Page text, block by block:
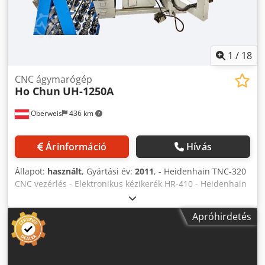
1 / 18
Oberweis 436 km
CNC ágymarógép
Ho Chun UH-1250A
Árinformáció Hívás
Állapot: használt, Gyártási év: 2011, - Heidenhain TNC-320
CNC vezérlés - Elektronikus kézikerék HR-410 - Heidenhain
üveg mérőrudak minden tengelyen - Golyós csavarok -
Hidraulikus szerszám előtolás - AC szervo motorok -
Tolóajtók biztonsági üveggel - Univerzális marófej - Edzett
pályák - Ellenvezető műanyag bevonattal - Elektromágnes.
Főorsó fék - Automata központi kenés - Integrált
Apróhirdetés